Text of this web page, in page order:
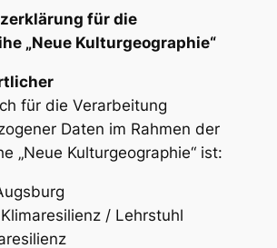
für die
„Neue Kulturgeographie“
für die Verarbeitung
Daten im Rahmen der
„Neue Kulturgeographie“ ist:
/ Lehrstuhl